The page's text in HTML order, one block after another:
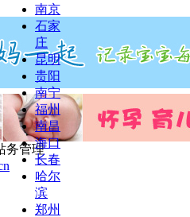
南京
石家
庄
昆明
贵阳
南宁
福州
南昌
海口
长春
哈尔
滨
郑州
务管理